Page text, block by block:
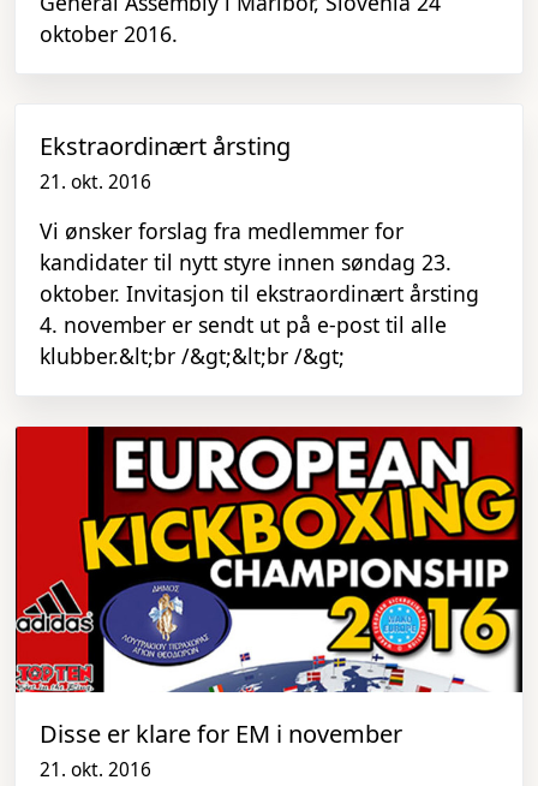
oktober 2016.
Ekstraordinært årsting
21. okt. 2016
Vi ønsker forslag fra medlemmer for
kandidater til nytt styre innen søndag 23.
oktober. Invitasjon til ekstraordinært årsting
4. november er sendt ut på e-post til alle
klubber.&lt;br /&gt;&lt;br /&gt;
Disse er klare for EM i november
21. okt. 2016